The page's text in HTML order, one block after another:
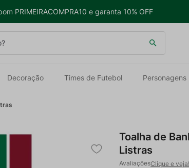
PRIMEIRACOMPRA10 e garanta 10% OFF
Decoração Times de Futebol Personagens
Toalha de
Listras
Clique e veja!